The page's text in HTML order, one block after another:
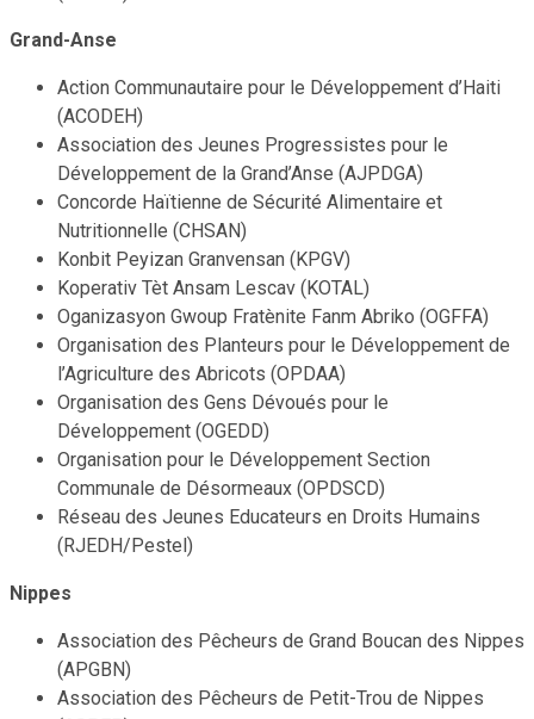
Grand-Anse
Action Communautaire pour le Développement d’Haiti
(ACODEH)
Association des Jeunes Progressistes pour le
Développement de la Grand’Anse (AJPDGA)
Concorde Haïtienne de Sécurité Alimentaire et
Nutritionnelle (CHSAN)
Konbit Peyizan Granvensan (KPGV)
Koperativ Tèt Ansam Lescav (KOTAL)
Oganizasyon Gwoup Fratènite Fanm Abriko (OGFFA)
Organisation des Planteurs pour le Développement de
l’Agriculture des Abricots (OPDAA)
Organisation des Gens Dévoués pour le
Développement (OGEDD)
Organisation pour le Développement Section
Communale de Désormeaux (OPDSCD)
Réseau des Jeunes Educateurs en Droits Humains
(RJEDH/Pestel)
Nippes
Association des Pêcheurs de Grand Boucan des Nippes
(APGBN)
Association des Pêcheurs de Petit-Trou de Nippes